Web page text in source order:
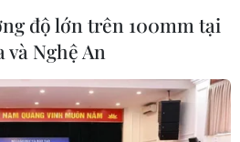
300.000 liều vaccine
độ lớn trên 100mm tại
và Nghệ An